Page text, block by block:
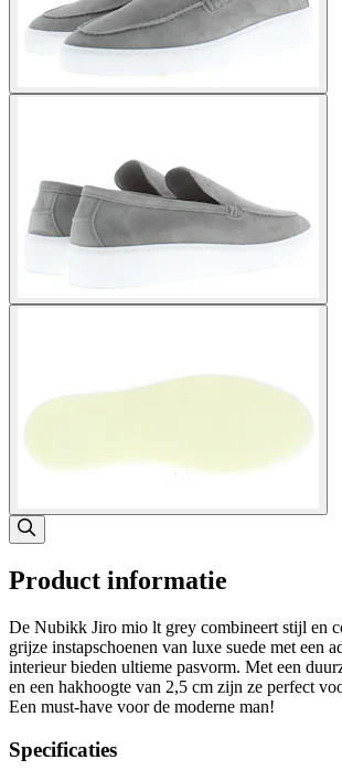
Product informatie
De Nubikk Jiro mio lt grey combineert stijl en
grijze instapschoenen van luxe suede met een
interieur bieden ultieme pasvorm. Met een
en een hakhoogte van 2,5 cm zijn ze perfect
Een must-have voor de moderne man!
Specificaties